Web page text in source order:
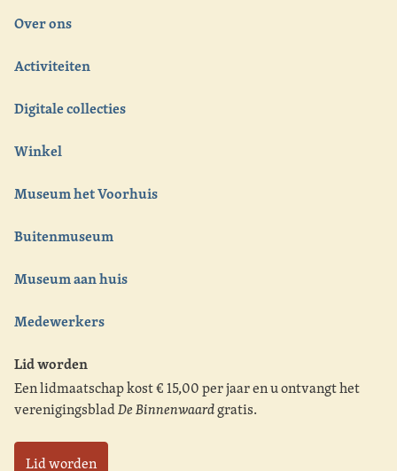
Over ons
Activiteiten
Digitale collecties
Winkel
Museum het Voorhuis
Buitenmuseum
Museum aan huis
Medewerkers
Lid worden
Een lidmaatschap kost € 15,00 per jaar en u ontvangt het
verenigingsbladDe Binnenwaardgratis.
Lid worden